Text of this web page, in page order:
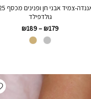
גולדפילד
₪179
–
₪189